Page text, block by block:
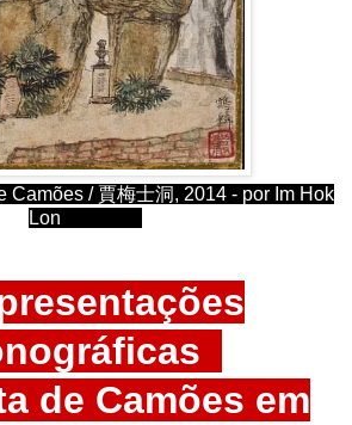
/ 賈梅士洞, 2014 - por Im Hok
Lon
de Camões em